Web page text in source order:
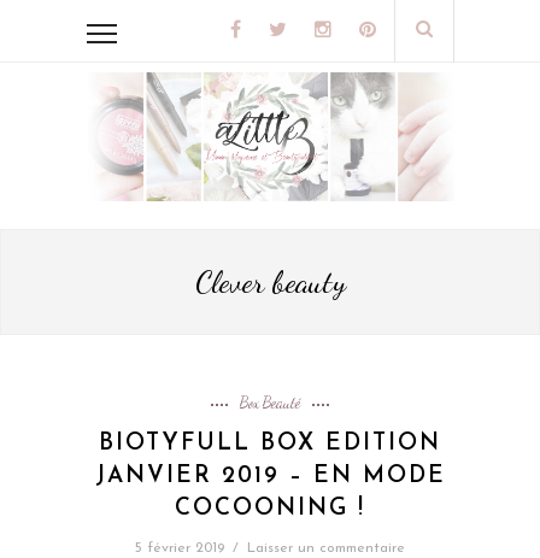
Clever beauty
Box Beauté
BIOTYFULL BOX EDITION
JANVIER 2019 – EN MODE
COCOONING !
5 février 2019 / Laisser un commentaire